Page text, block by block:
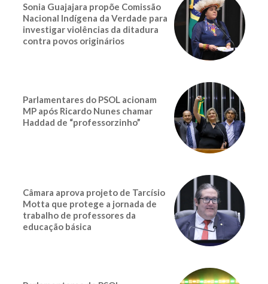
Sonia Guajajara propõe Comissão
Nacional Indígena da Verdade para
investigar violências da ditadura
contra povos originários
Parlamentares do PSOL acionam
MP após Ricardo Nunes chamar
Haddad de “professorzinho”
Câmara aprova projeto de Tarcísio
Motta que protege a jornada de
trabalho de professores da
educação básica